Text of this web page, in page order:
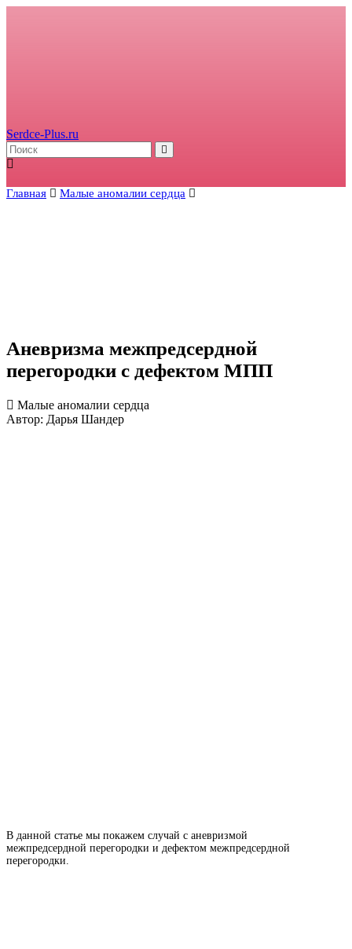
Serdce-Plus.ru
Главная Малые аномалии сердца
Аневризма межпредсердной
перегородки с дефектом МПП
Малые аномалии сердца
Автор: Дарья Шандер
В данной статье мы покажем случай с аневризмой
межпредсердной перегородки и дефектом межпредсердной
перегородки.